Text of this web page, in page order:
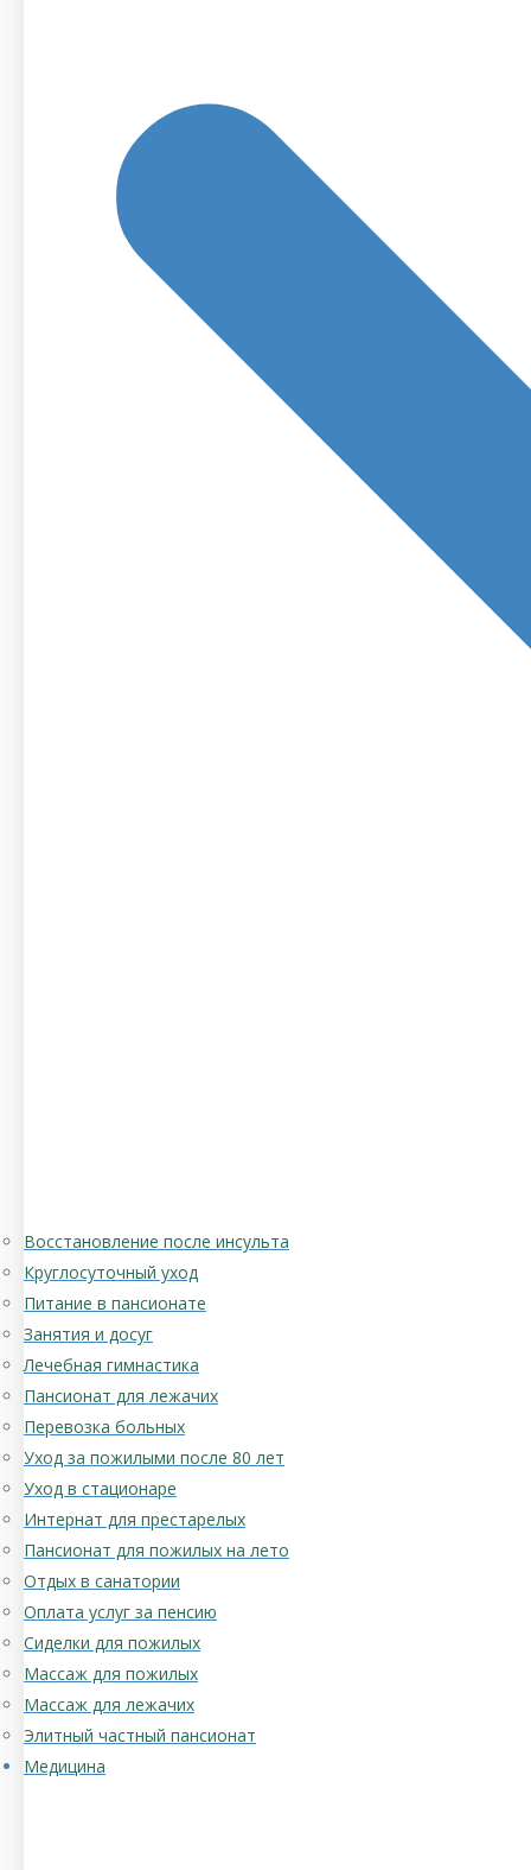
Восстановление после инсульта
Круглосуточный уход
Питание в пансионате
Занятия и досуг
Лечебная гимнастика
Пансионат для лежачих
Перевозка больных
Уход за пожилыми после 80 лет
Уход в стационаре
Интернат для престарелых
Пансионат для пожилых на лето
Отдых в санатории
Оплата услуг за пенсию
Сиделки для пожилых
Массаж для пожилых
Массаж для лежачих
Элитный частный пансионат
Медицина